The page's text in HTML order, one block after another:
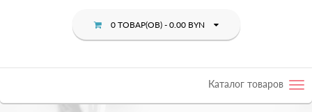
0 ТОВАР(ОВ) - 0.00 BYN
Каталог товаров